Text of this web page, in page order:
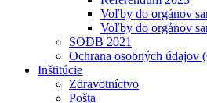
Voľby do orgánov
Voľby do orgánov
SODB 2021
Ochrana osobných údajov
Inštitúcie
Zdravotníctvo
Pošta